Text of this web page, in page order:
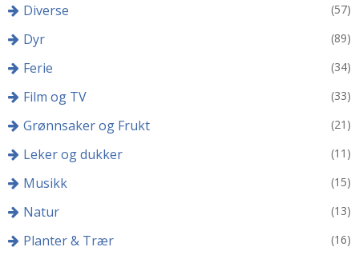
Diverse (57)
Dyr (89)
Ferie (34)
Film og TV (33)
Grønnsaker og Frukt (21)
Leker og dukker (11)
Musikk (15)
Natur (13)
Planter & Trær (16)